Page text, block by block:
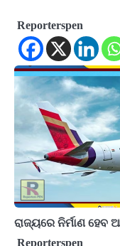
Reporterspen
ରାଜ୍ୟରେ ନିର୍ମାଣ
Reporterspen